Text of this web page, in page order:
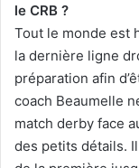
le CRB ?
Tout le monde est
la dernière ligne
préparation afin
coach Beaumelle
match derby face
des petits détails.